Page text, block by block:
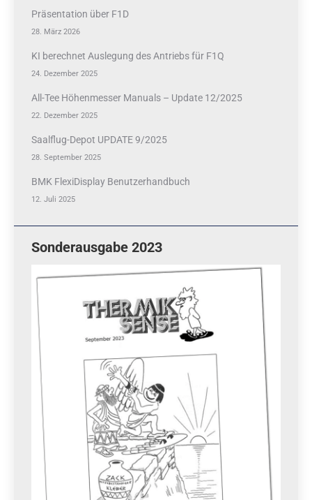
Präsentation über F1D
28. März 2026
KI berechnet Auslegung des Antriebs für F1Q
24. Dezember 2025
All-Tee Höhenmesser Manuals – Update 12/2025
22. Dezember 2025
Saalflug-Depot UPDATE 9/2025
28. September 2025
BMK FlexiDisplay Benutzerhandbuch
12. Juli 2025
Sonderausgabe 2023